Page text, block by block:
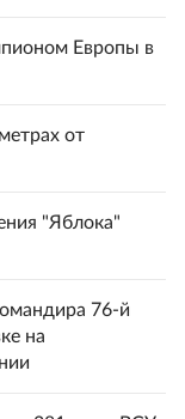
Европы в
от
"Яблока"
76-й
на